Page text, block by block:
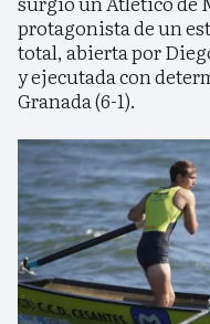
protagonista de un
total, abierta por
y ejecutada con
Granada (6-1).